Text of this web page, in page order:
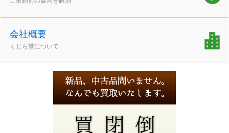
会社概要
くじら堂について